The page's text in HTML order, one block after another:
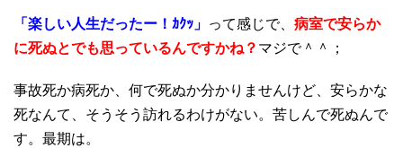
「楽しい人生だったー！ｶｸｯ」 って感じで、 病室で安らか
に死ぬとでも思っているんですかね？ マジで＾＾；
事故死か病死か、何で死ぬか分かりませんけど、安らかな
死なんて、そうそう訪れるわけがない。苦しんで死ぬんで
す。最期は。